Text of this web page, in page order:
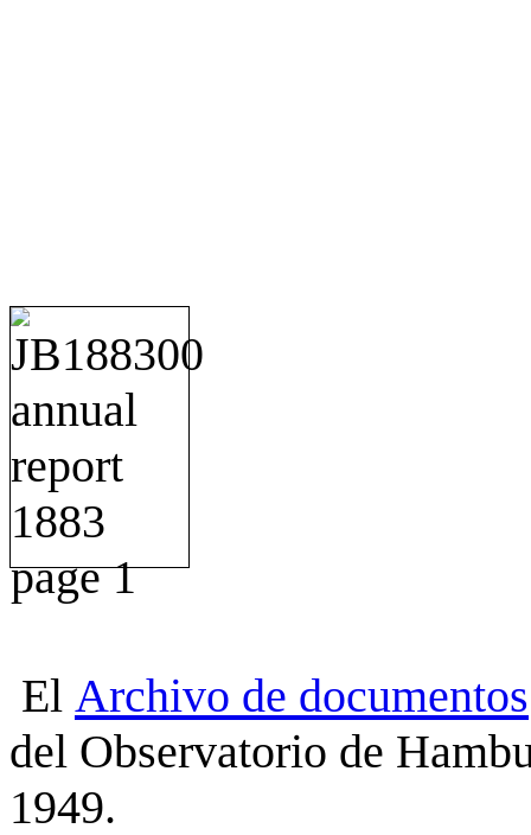
El Archivo de documentos
del Observatorio de
1949.